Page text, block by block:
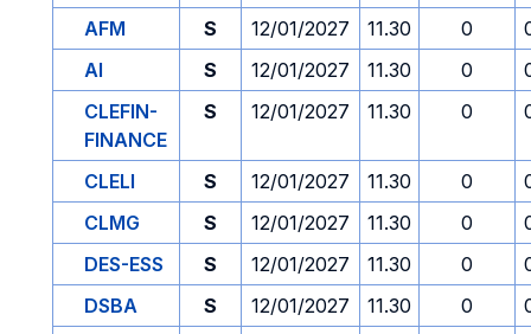
AFM
S 12/01/2027 11.30 0
AI
S 12/01/2027 11.30 0
CLEFIN-
FINANCE
S 12/01/2027 11.30 0
CLELI S 12/01/2027 11.30 0
CLMG
S 12/01/2027 11.30 0
DES-ESS
S 12/01/2027 11.30 0
DSBA
S 12/01/2027 11.30 0